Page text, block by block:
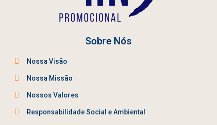
Sobre Nós
Nossa Visão
Nossa Missão
Nossos Valores
Responsabilidade Social e Ambiental